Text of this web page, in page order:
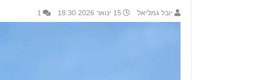
יובל גמליאל 15 ינואר 2026 18:30 1